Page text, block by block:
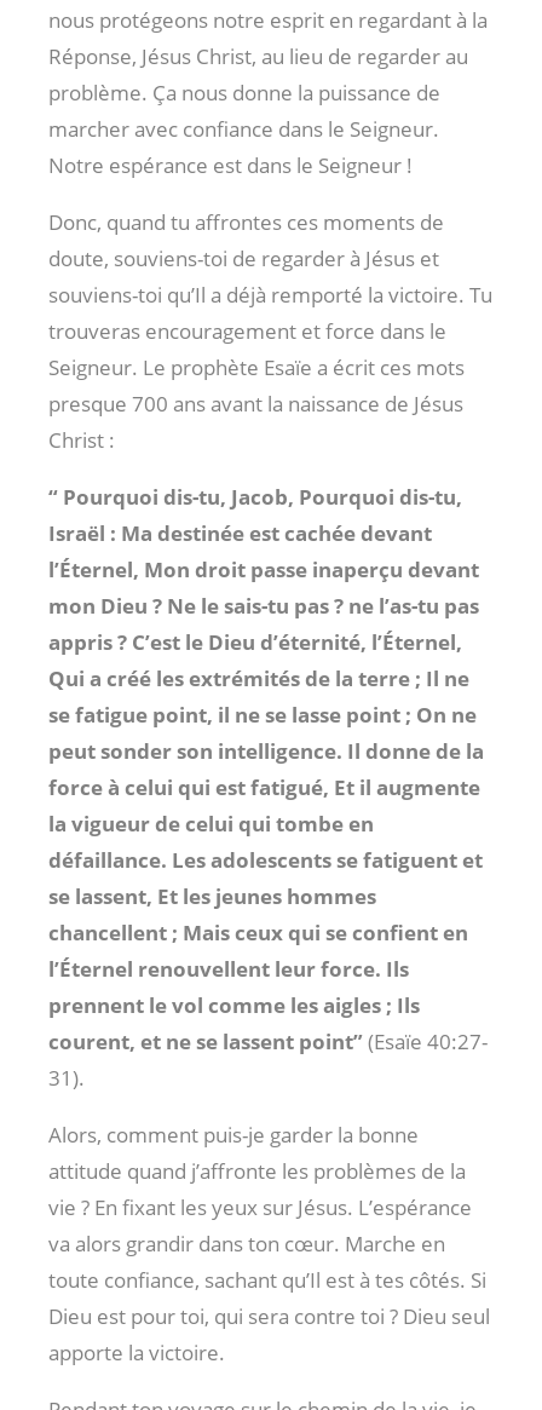
nous protégeons notre esprit en regardant à la
Réponse, Jésus Christ, au lieu de regarder au
problème. Ça nous donne la puissance de
marcher avec confiance dans le Seigneur.
Notre espérance est dans le Seigneur !
Donc, quand tu affrontes ces moments de
doute, souviens-toi de regarder à Jésus et
souviens-toi qu’Il a déjà remporté la victoire. Tu
trouveras encouragement et force dans le
Seigneur. Le prophète Esaïe a écrit ces mots
presque 700 ans avant la naissance de Jésus
Christ :
“ Pourquoi dis-tu, Jacob, Pourquoi dis-tu,
Israël : Ma destinée est cachée devant
l’Éternel, Mon droit passe inaperçu devant
mon Dieu ? Ne le sais-tu pas ? ne l’as-tu pas
appris ? C’est le Dieu d’éternité, l’Éternel,
Qui a créé les extrémités de la terre ; Il ne
se fatigue point, il ne se lasse point ; On ne
peut sonder son intelligence. Il donne de la
force à celui qui est fatigué, Et il augmente
la vigueur de celui qui tombe en
défaillance. Les adolescents se fatiguent et
se lassent, Et les jeunes hommes
chancellent ; Mais ceux qui se confient en
l’Éternel renouvellent leur force. Ils
prennent le vol comme les aigles ; Ils
courent, et ne se lassent point”(Esaïe 40:27-
31).
Alors, comment puis-je garder la bonne
attitude quand j’affronte les problèmes de la
vie ? En fixant les yeux sur Jésus. L’espérance
va alors grandir dans ton cœur. Marche en
toute confiance, sachant qu’Il est à tes côtés. Si
Dieu est pour toi, qui sera contre toi ? Dieu seul
apporte la victoire.